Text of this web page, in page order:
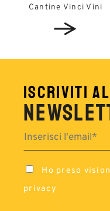
Cantine Vinci Vini
ISCRIVITI
Ho preso
privacy